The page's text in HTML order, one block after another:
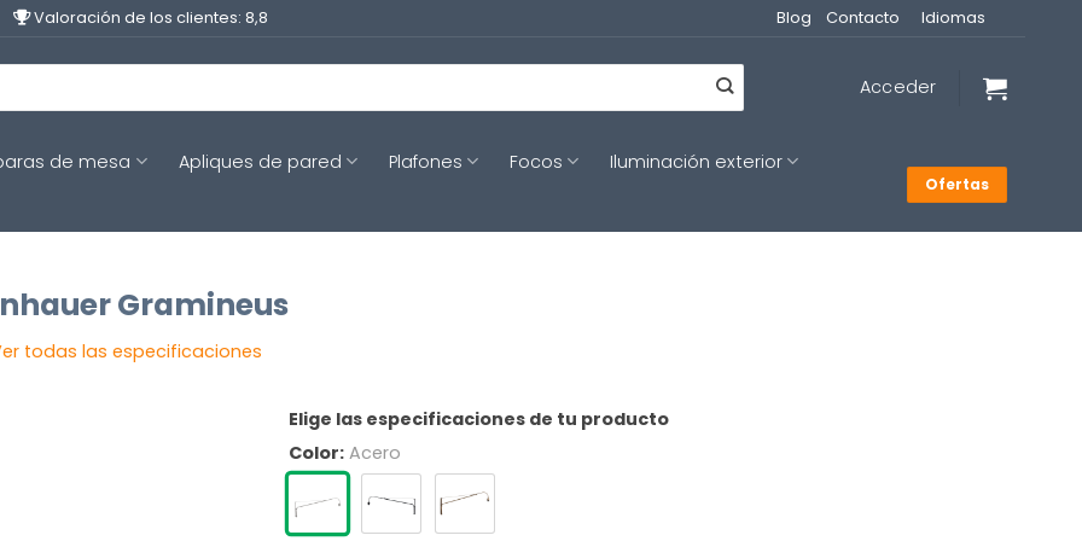
Valoración de los clientes: 8,8 Blog Contacto Idiomas
Acceder
de mesa Apliques de pared Plafones Focos
Iluminación exterior
Ofertas
Gramineus
todas las especificaciones
Elige las especificaciones de tu producto
Color: Acero